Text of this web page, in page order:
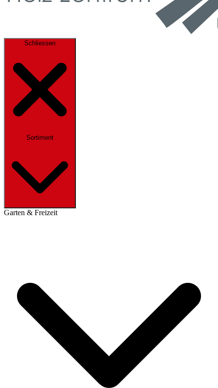
Schliessen
Sortiment
Garten & Freizeit